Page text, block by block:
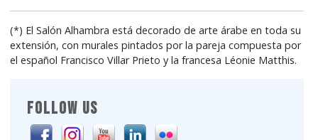
FOLLOW US
(*) El Salón Alhambra está decorado de arte árabe en toda su
extensión, con murales pintados por la pareja compuesta por
el español Francisco Villar Prieto y la francesa Léonie Matthis.